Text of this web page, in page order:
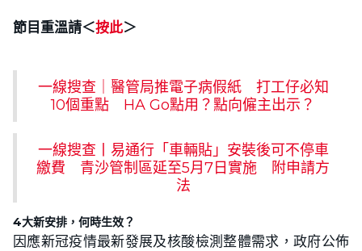
節目重溫請＜按此＞
一線搜查｜醫管局推電子病假紙 打工仔必知
10個重點 HA Go點用？點向僱主出示？
一線搜查丨易通行「車輛貼」安裝後可不停車
繳費 青沙管制區延至5月7日實施 附申請方
法
4大新安排，何時生效？
因應新冠疫情最新發展及核酸檢測整體需求，政府公佈